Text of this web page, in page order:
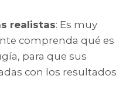
realistas: Es muy
comprenda qué es
para que sus
con los resultados